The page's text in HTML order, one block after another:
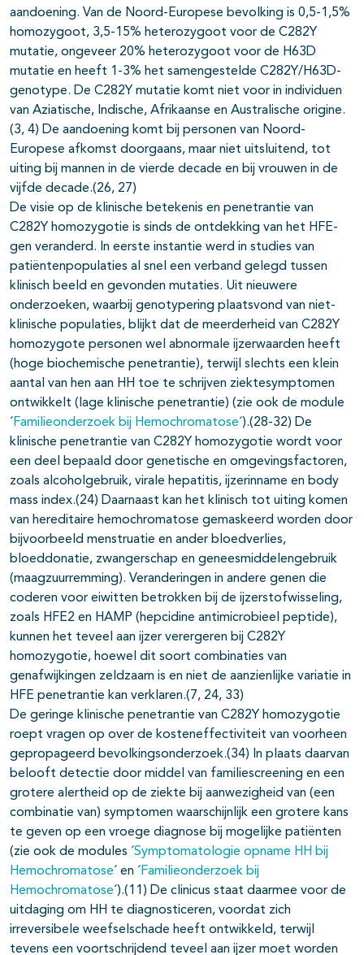
aandoening. Van de Noord-Europese bevolking is 0,5-1,5%
homozygoot, 3,5-15% heterozygoot voor de C282Y
mutatie, ongeveer 20% heterozygoot voor de H63D
mutatie en heeft 1-3% het samengestelde C282Y/H63D-
genotype. De C282Y mutatie komt niet voor in individuen
van Aziatische, Indische, Afrikaanse en Australische origine.
(3, 4) De aandoening komt bij personen van Noord-
Europese afkomst doorgaans, maar niet uitsluitend, tot
uiting bij mannen in de vierde decade en bij vrouwen in de
vijfde decade.(26, 27)
De visie op de klinische betekenis en penetrantie van
C282Y homozygotie is sinds de ontdekking van het HFE-
gen veranderd. In eerste instantie werd in studies van
patiëntenpopulaties al snel een verband gelegd tussen
klinisch beeld en gevonden mutaties. Uit nieuwere
onderzoeken, waarbij genotypering plaatsvond van niet-
klinische populaties, blijkt dat de meerderheid van C282Y
homozygote personen wel abnormale ijzerwaarden heeft
(hoge biochemische penetrantie), terwijl slechts een klein
aantal van hen aan HH toe te schrijven ziektesymptomen
ontwikkelt (lage klinische penetrantie) (zie ook de module
´ Familieonderzoek bij Hemochromatose´).(28-32) De
klinische penetrantie van C282Y homozygotie wordt voor
een deel bepaald door genetische en omgevingsfactoren,
zoals alcoholgebruik, virale hepatitis, ijzerinname en body
mass index.(24) Daarnaast kan het klinisch tot uiting komen
van hereditaire hemochromatose gemaskeerd worden door
bijvoorbeeld menstruatie en ander bloedverlies,
bloeddonatie, zwangerschap en geneesmiddelengebruik
(maagzuurremming). Veranderingen in andere genen die
coderen voor eiwitten betrokken bij de ijzerstofwisseling,
zoals HFE2 en HAMP (hepcidine antimicrobieel peptide),
kunnen het teveel aan ijzer verergeren bij C282Y
homozygotie, hoewel dit soort combinaties van
genafwijkingen zeldzaam is en niet de aanzienlijke variatie in
HFE penetrantie kan verklaren.(7, 24, 33)
De geringe klinische penetrantie van C282Y homozygotie
roept vragen op over de kosteneffectiviteit van voorheen
gepropageerd bevolkingsonderzoek.(34) In plaats daarvan
belooft detectie door middel van familiescreening en een
grotere alertheid op de ziekte bij aanwezigheid van (een
combinatie van) symptomen waarschijnlijk een grotere kans
te geven op een vroege diagnose bij mogelijke patiënten
(zie ook de modules ´Symptomatologie opname HH bij
Hemochromatose´ en ´ Familieonderzoek bij
Hemochromatose´).(11) De clinicus staat daarmee voor de
uitdaging om HH te diagnosticeren, voordat zich
irreversibele weefselschade heeft ontwikkeld, terwijl
tevens een voortschrijdend teveel aan ijzer moet worden